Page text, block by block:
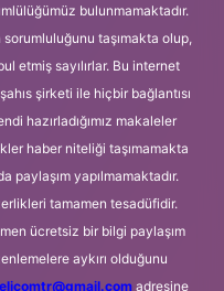
bulunmamaktadır.
taşımakta olup,
etmiş sayılırlar. Bu internet
şirketi ile hiçbir bağlantısı
hazırladığımız makaleler
haber niteliği taşımamakta
paylaşım yapılmamaktadır.
tamamen tesadüfidir.
ücretsiz bir bilgi paylaşım
aykırı olduğunu
adresine